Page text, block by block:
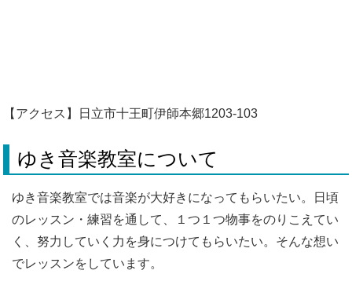
【アクセス】日立市十王町伊師本郷1203-103
ゆき音楽教室について
ゆき音楽教室では音楽が大好きになってもらいたい。日頃
のレッスン・練習を通して、１つ１つ物事をのりこえてい
く、努力していく力を身につけてもらいたい。そんな想い
でレッスンをしています。